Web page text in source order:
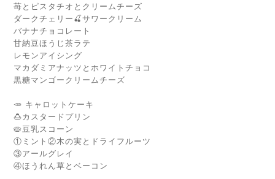
苺とピスタチオとクリームチーズ
ダークチェリー🍒サワークリーム
バナナチョコレート
甘納豆ほうじ茶ラテ
レモンアイシング
マカダミアナッツとホワイトチョコ
黒糖マンゴークリームチーズ
🥕 キャロットケーキ
🍮カスタードプリン
🥧豆乳スコーン
①ミント②木の実とドライフルーツ
③アールグレイ
④ほうれん草とベーコン